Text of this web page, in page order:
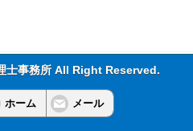
士事務所 All Right Reserved.
ホーム メール